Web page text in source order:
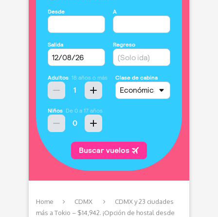
Home CDMX
CDMX y 23 ciudades
más a Tokio – $14,942. ¡Opción de hostal desde